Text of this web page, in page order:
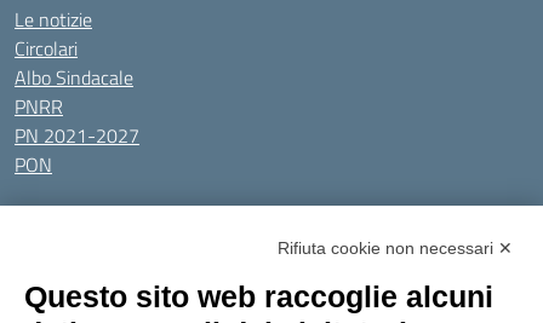
Le notizie
Circolari
Albo Sindacale
PNRR
PN 2021-2027
PON
Tutti gli argomenti
Amministrazione Trasparente
Privacy Policy
Dichiarazione di accessibilitàObiettivi di accessibilità
Rifiuta cookie non necessari ✕
Questo sito web raccoglie alcuni